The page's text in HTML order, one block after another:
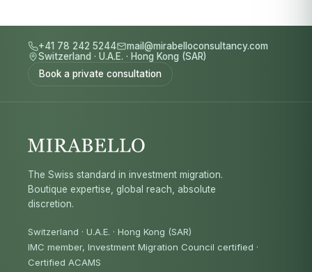
+41 78 242 5244
mail@mirabelloconsultancy.com
Switzerland · U.A.E. · Hong Kong (SAR)
Book a private consultation
The Swiss standard in investment migration.
Boutique expertise, global reach, absolute
discretion.
Switzerland · U.A.E. · Hong Kong (SAR)
IMC member, Investment Migration Council certified ·
Certified ACAMS